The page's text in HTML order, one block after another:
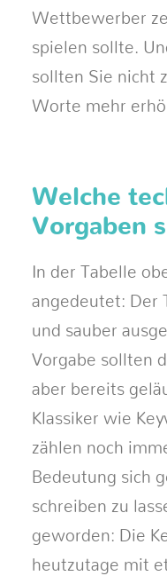
Wettbewerber
spielen sollte.
sollten Sie nicht
Worte mehr
Welche
Vorgaben
In der Tabelle
angedeutet: Der
und sauber
Vorgabe sollten
aber bereits
Klassiker wie
zählen noch
Bedeutung sich
schreiben zu
geworden: Die
heutzutage mit